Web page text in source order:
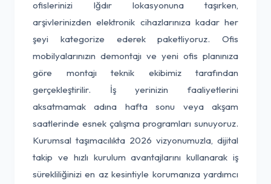
ofislerinizi Iğdır lokasyonuna taşırken,
arşivlerinizden elektronik cihazlarınıza kadar her
şeyi kategorize ederek paketliyoruz. Ofis
mobilyalarınızın demontajı ve yeni ofis planınıza
göre montajı teknik ekibimiz tarafından
gerçekleştirilir. İş yerinizin faaliyetlerini
aksatmamak adına hafta sonu veya akşam
saatlerinde esnek çalışma programları sunuyoruz.
Kurumsal taşımacılıkta 2026 vizyonumuzla, dijital
takip ve hızlı kurulum avantajlarını kullanarak iş
sürekliliğinizi en az kesintiyle korumanıza yardımcı